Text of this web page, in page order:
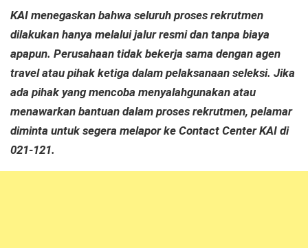
KAI menegaskan bahwa seluruh proses rekrutmen
dilakukan hanya melalui jalur resmi dan tanpa biaya
apapun. Perusahaan tidak bekerja sama dengan agen
travel atau pihak ketiga dalam pelaksanaan seleksi. Jika
ada pihak yang mencoba menyalahgunakan atau
menawarkan bantuan dalam proses rekrutmen, pelamar
diminta untuk segera melapor ke Contact Center KAI di
021-121.